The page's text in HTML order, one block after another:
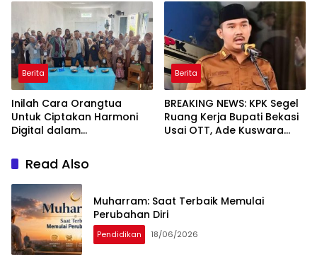
Berita
Inilah Cara Orangtua
Untuk Ciptakan Harmoni
Digital dalam
Anak Usia Dini
Berita
BREAKING NEWS: KPK Segel
Ruang Kerja Bupati Bekasi
Usai OTT, Ade Kuswara
Read Also
Muharram: Saat Terbaik Memulai
Perubahan Diri
Pendidikan 18/06/2026